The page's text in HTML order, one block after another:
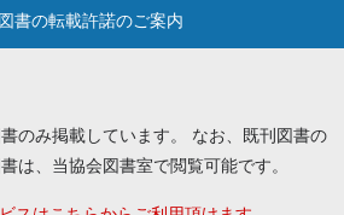
書の転載許諾のご案内
のみ掲載しています。 なお、既刊図書の
は、当協会図書室で閲覧可能です。